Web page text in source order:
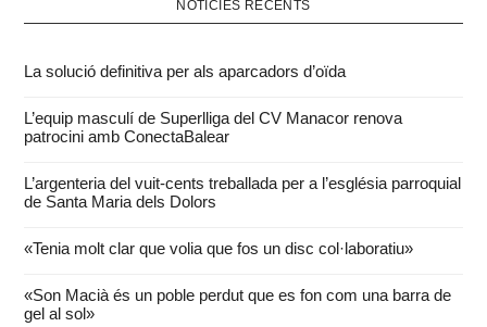
NOTÍCIES RECENTS
La solució definitiva per als aparcadors d’oïda
L’equip masculí de Superlliga del CV Manacor renova
patrocini amb ConectaBalear
L’argenteria del vuit-cents treballada per a l’església parroquial
de Santa Maria dels Dolors
«Tenia molt clar que volia que fos un disc col·laboratiu»
«Son Macià és un poble perdut que es fon com una barra de
gel al sol»